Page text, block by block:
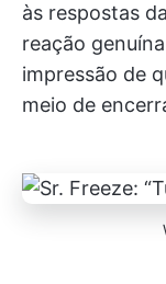
às respostas
reação
impressão de
meio de